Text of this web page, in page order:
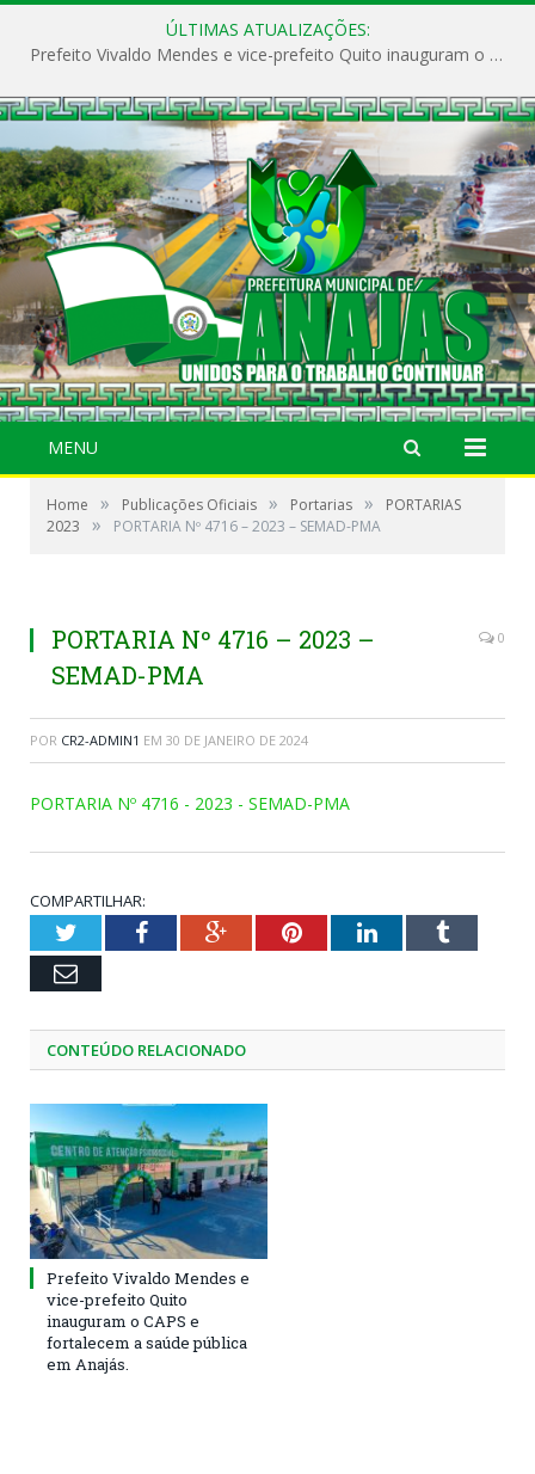
ÚLTIMAS ATUALIZAÇÕES:
Prefeito Vivaldo Mendes e vice-prefeito Quito inauguram o CAPS e fortalecem a saúde pública em Anajás.
MENU
Home » Publicações Oficiais » Portarias »
PORTARIAS
2023
» PORTARIA Nº 4716 – 2023 – SEMAD-PMA
PORTARIA Nº 4716 – 2023 –
SEMAD-PMA
0
POR CR2-ADMIN1 EM 30 DE JANEIRO DE 2024
PORTARIA Nº 4716 - 2023 - SEMAD-PMA
COMPARTILHAR:
TwitterFacebookGoogle+PinterestLinkedInTumblr
Email
CONTEÚDO RELACIONADO
Prefeito Vivaldo Mendes e
vice-prefeito Quito
inauguram o CAPS e
fortalecem a saúde pública
em Anajás.